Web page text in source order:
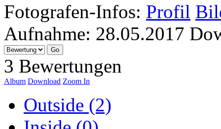
Fotografen-Infos: Profil
Aufnahme: 28.05.2017
3 Bewertungen
Album Download Zoom In
Outside (2)